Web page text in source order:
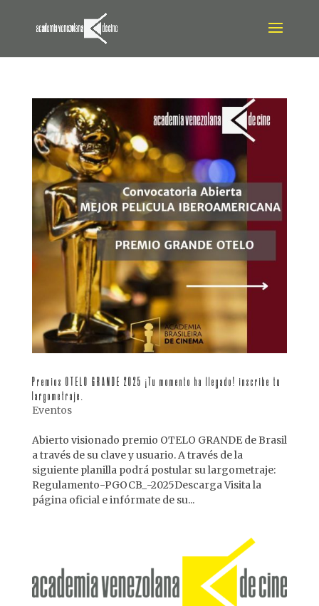
Premios OTELO GRANDE 2025 ¡Tu momento ha llegado! inscribe tu
largometraje.
Eventos
Abierto visionado premio OTELO GRANDE de Brasil
a través de su clave y usuario. A través de la
siguiente planilla podrá postular su largometraje:
Regulamento-PGOCB_-2025Descarga Visita la
página oficial e infórmate de su...